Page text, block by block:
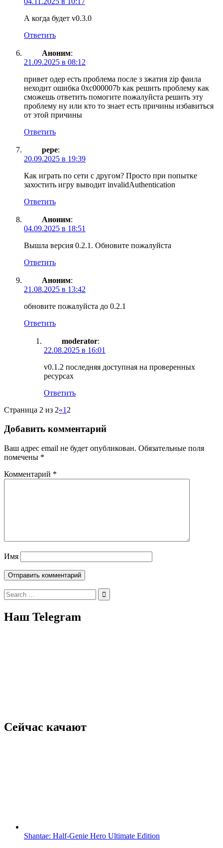
А когда будет v0.3.0
Ответить
Аноним:
21.09.2025 в 08:12
привет одер есть проблема после з зжатия zip фаила
неходит ошибка 0xc000007b как решить проблему как
сможешь ответить помогите пожалуйста решить эту
проблему ну или кто то знает есть причины избавиться
от этой причины
Ответить
pepe:
20.09.2025 в 19:39
Как играть по сети с другом? Просто при попытке
захостить игру выводит invalidAuthentication
Ответить
Аноним:
04.09.2025 в 18:51
Вышла версия 0.2.1. Обновите пожалуйста
Ответить
Аноним:
21.08.2025 в 13:42
обновите пожалуйста до 0.2.1
Ответить
moderator:
22.08.2025 в 16:01
v0.1.2 последняя доступная на проверенных
ресурсах
Ответить
Страница 2 из 2«1 2
Добавить комментарий
Ваш адрес email не будет опубликован. Обязательные поля
помечены *
Комментарий *
Имя
Search
for:
Наш Telegram
Сейчас качают
Shantae: Half-Genie Hero Ultimate Edition